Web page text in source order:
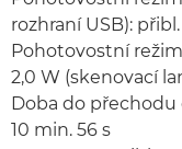
rozhraní USB):
Pohotovostní
2,0 W (skenovací
Doba do
10 min. 56 s